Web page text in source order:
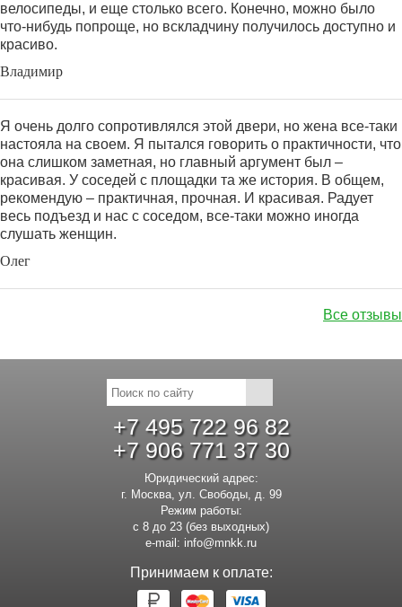
велосипеды, и еще столько всего. Конечно, можно было
что-нибудь попроще, но вскладчину получилось доступно и
красиво.
Владимир
Я очень долго сопротивлялся этой двери, но жена все-таки
настояла на своем. Я пытался говорить о практичности, что
она слишком заметная, но главный аргумент был –
красивая. У соседей с площадки та же история. В общем,
рекомендую – практичная, прочная. И красивая. Радует
весь подъезд и нас с соседом, все-таки можно иногда
слушать женщин.
Олег
Все отзывы
+7 495 722 96 82
+7 906 771 37 30
Юридический адрес:
г. Москва, ул. Свободы, д. 99
Режим работы:
с 8 до 23 (без выходных)
e-mail: info@mnkk.ru
Принимаем к оплате: